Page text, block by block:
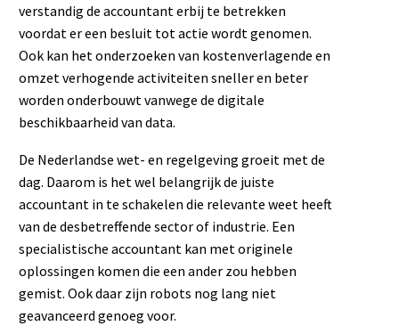
verstandig de accountant erbij te betrekken
voordat er een besluit tot actie wordt genomen.
Ook kan het onderzoeken van kostenverlagende en
omzet verhogende activiteiten sneller en beter
worden onderbouwt vanwege de digitale
beschikbaarheid van data.
De Nederlandse wet- en regelgeving groeit met de
dag. Daarom is het wel belangrijk de juiste
accountant in te schakelen die relevante weet heeft
van de desbetreffende sector of industrie. Een
specialistische accountant kan met originele
oplossingen komen die een ander zou hebben
gemist. Ook daar zijn robots nog lang niet
geavanceerd genoeg voor.